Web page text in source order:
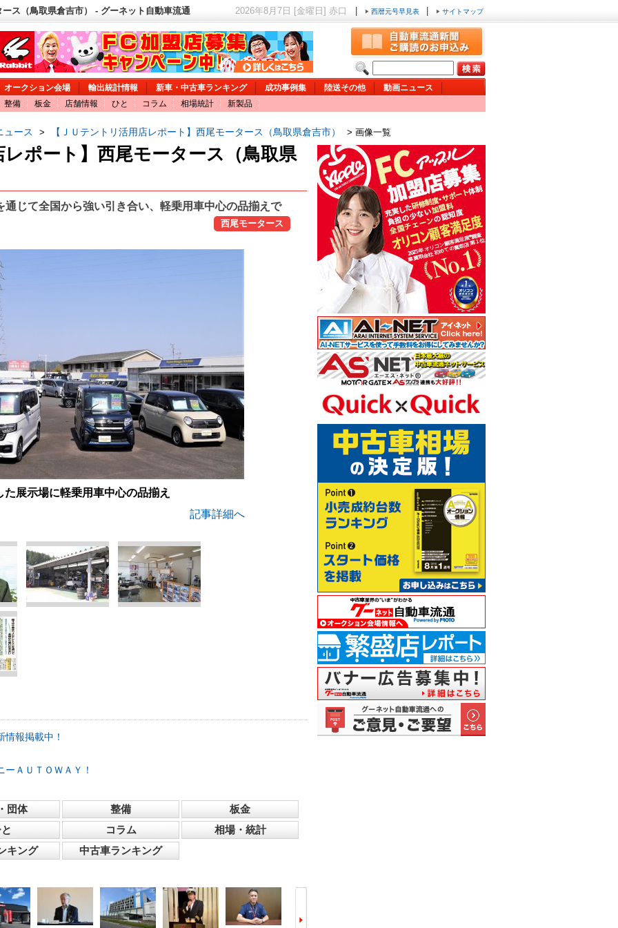
ス（鳥取県倉吉市） - グーネット自動車流通 2026年8月7日 [金曜日] 赤口 西暦元号早見表 サイトマップ
オークション会場 輸出統計情報 新車・中古車ランキング 成功事例集 陸送その他
動画ニュース
整備
板金 店舗情報 ひと コラム 相場統計 新製品
ュース > 【ＪＵテントリ活用店レポート】西尾モータース（鳥取県倉吉市） > 画像一覧
ポート】西尾モータース（鳥取県
じて全国から強い引き合い、軽乗用車中心の品揃えで
西尾モータース
た展示場に軽乗用車中心の品揃え
記事詳細へ
報掲載中！
ＡＵＴＯＷＡＹ！
団体 整備
板金
コラム
相場・統計
キング
中古車ランキング